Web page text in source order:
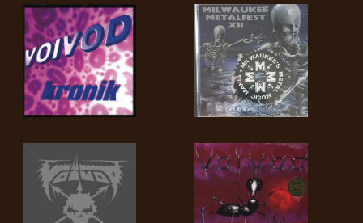
SYNCHRO
ANARCHY
LOST
MACHINE
NOTHINGFACE
DIMENSION
HATROSS